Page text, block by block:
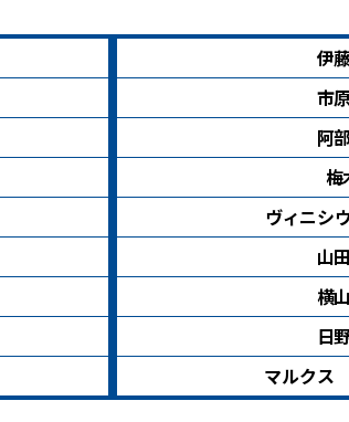
伊
市
阿
ヴィニシ
山
横
日
マルクス